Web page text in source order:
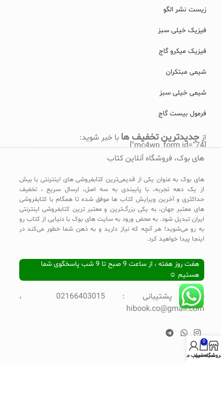
زیست نشر الگو
فیزیک خیلی سبز
فیزیک میکرو گاج
شیمی مبتکران
شیمی خیلی سبز
فرمول بیست گاج
از جدیدترین تخفیف ها با خبر شوید:
[mc4wp_form id="74"]
های بوک، فروشگاه آنلاین کتاب
های بوک به عنوان یکی از قدیمی‌ترین کتابفروشی های اینترنتی با بیش
از یک دهه تجربه، با پایبندی به سه اصل، ارسال سریع ، تخفیف
حداکثری و آخرین ویرایش کتاب ها موفق شده تا همگام با کتابفروشی
های معتبر جهان، به یکی بزرگ‌ترین و معتبر ترین کتابفروشی اینترنتی
ایران تبدیل شود. به محض ورود به سایت های بوک با دنیایی از کتاب رو
به رو می‌شوید! هر آنچه که نیاز دارید و به ذهن شما خطور می‌کند در
اینجا پیدا خواهید کرد.
هفت روز هفته ، از ساعت 9 صبح تا 9 شب پاسخگوی شما
هستیم ☺
تلفن پشتیبانی : 02166403015 ،
hibook.co@gmail.com
0
سبد خرید
حساب من